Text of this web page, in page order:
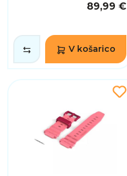
89,99 €
V košarico